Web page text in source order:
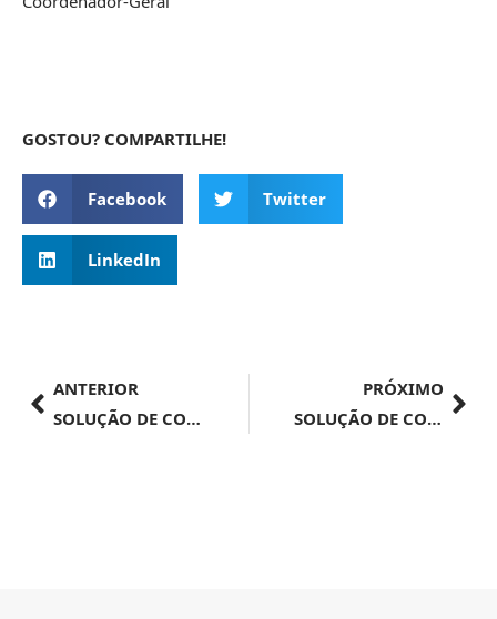
GOSTOU? COMPARTILHE!
Facebook Twitter
LinkedIn
ANTERIOR
SOLUÇÃO DE CONSULTA Nº 105, DE 23 DE ABRIL DE 2024
PRÓXIMO
SOLUÇÃO DE CONSULTA Nº 100, DE 23 DE ABRIL DE 2024